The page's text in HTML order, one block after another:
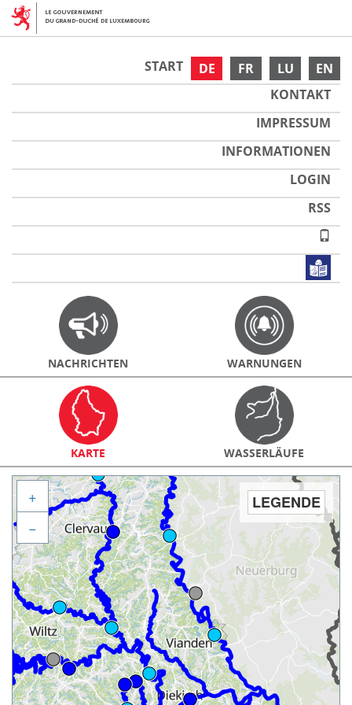
DE FR LU EN
START
KONTAKT
IMPRESSUM
INFORMATIONEN
LOGIN
RSS
NACHRICHTEN WARNUNGEN
KARTE WASSERLÄUFE
LEGENDE
+
−